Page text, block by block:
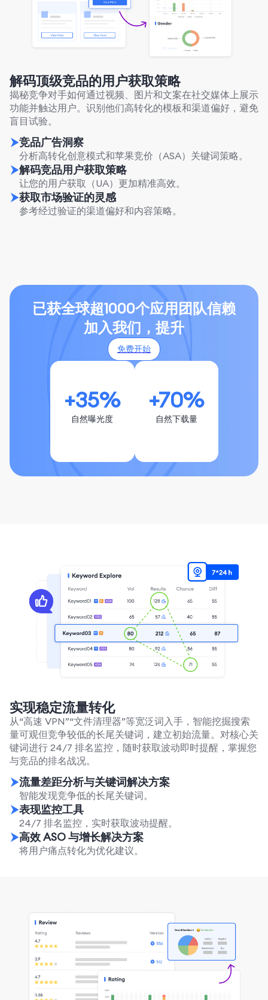
解码顶级竞品的用户获取策略
揭秘竞争对手如何通过视频、图片和文案在社交媒体上展示
功能并触达用户。识别他们高转化的模板和渠道偏好，避免
盲目试验。
竞品广告洞察
分析高转化创意模式和苹果竞价（ASA）关键词策略。
解码竞品用户获取策略
让您的用户获取（UA）更加精准高效。
获取市场验证的灵感
参考经过验证的渠道偏好和内容策略。
已获全球超1000个应用团队信赖
加入我们，提升
免费开始
+35%
自然曝光度
+70%
自然下载量
实现稳定流量转化
从“高速 VPN”“文件清理器”等宽泛词入手，智能挖掘搜索
量可观但竞争较低的长尾关键词，建立初始流量。对核心关
键词进行 24/7 排名监控，随时获取波动即时提醒，掌握您
与竞品的排名战况。
流量差距分析与关键词解决方案
智能发现竞争低的长尾关键词。
表现监控工具
24/7 排名监控，实时获取波动提醒。
高效 ASO 与增长解决方案
将用户痛点转化为优化建议。